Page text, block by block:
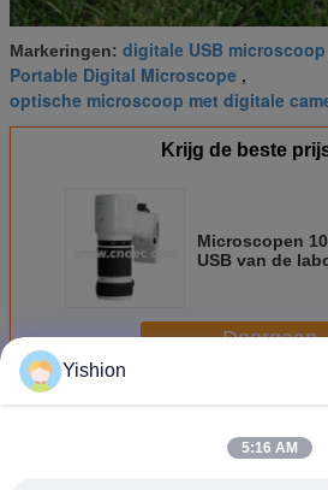
Markeringen: digitale USB microscoop
Portable Digital Microscope ,
optische microscoop met digitale
Krijg de beste
Microscopen
USB van de
Doorgaan
MeerDigitale Optische Microscoop
Yishion
5:16 AM